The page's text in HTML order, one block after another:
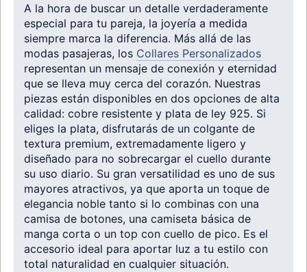
A la hora de buscar un detalle verdaderamente
especial para tu pareja, la joyería a medida
siempre marca la diferencia. Más allá de las
modas pasajeras, los Collares Personalizados
representan un mensaje de conexión y eternidad
que se lleva muy cerca del corazón. Nuestras
piezas están disponibles en dos opciones de alta
calidad: cobre resistente y plata de ley 925. Si
eliges la plata, disfrutarás de un colgante de
textura premium, extremadamente ligero y
diseñado para no sobrecargar el cuello durante
su uso diario. Su gran versatilidad es uno de sus
mayores atractivos, ya que aporta un toque de
elegancia noble tanto si lo combinas con una
camisa de botones, una camiseta básica de
manga corta o un top con cuello de pico. Es el
accesorio ideal para aportar luz a tu estilo con
total naturalidad en cualquier situación.